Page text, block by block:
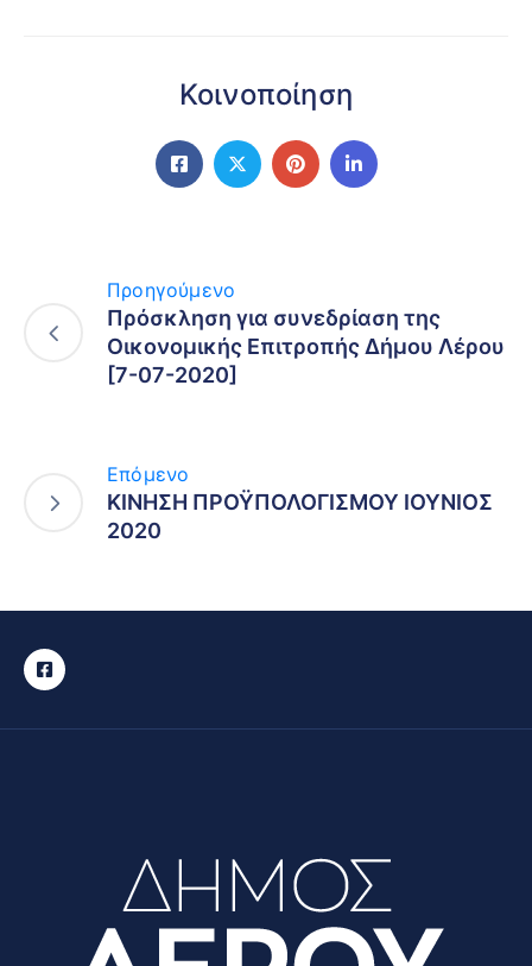
Κοινοποίηση
Προηγούμενο
Πρόσκληση για συνεδρίαση της
Οικονομικής Επιτροπής Δήμου Λέρου
[7-07-2020]
Επόμενο
ΚΙΝΗΣΗ ΠΡΟΫΠΟΛΟΓΙΣΜΟΥ ΙΟΥΝΙΟΣ
2020